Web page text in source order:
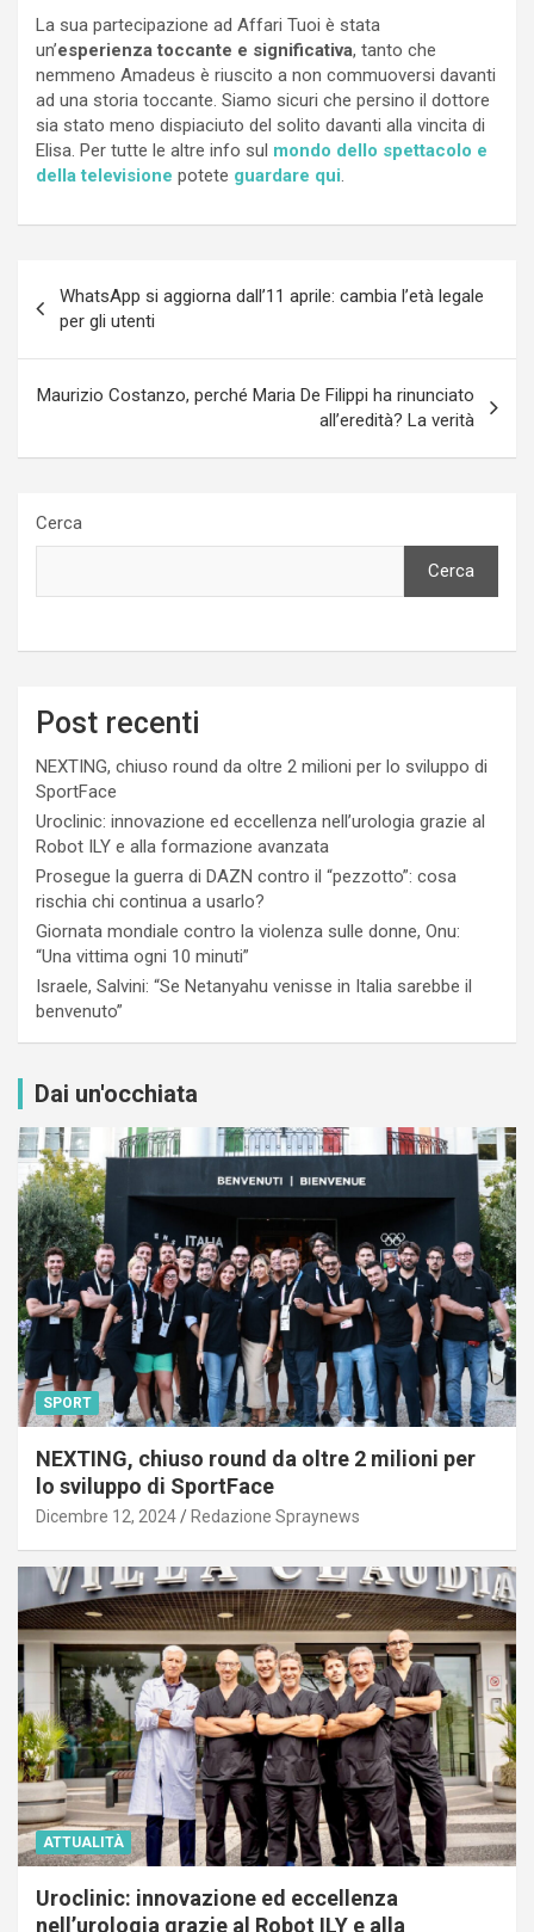
La sua partecipazione ad Affari Tuoi è stata
un’esperienza toccante e significativa, tanto che
nemmeno Amadeus è riuscito a non commuoversi davanti
ad una storia toccante. Siamo sicuri che persino il dottore
sia stato meno dispiaciuto del solito davanti alla vincita di
Elisa. Per tutte le altre info sul mondo dello spettacolo e
della televisione potete guardare qui.
articoli
WhatsApp si aggiorna dall’11 aprile: cambia l’età legale
per gli utenti
Maurizio Costanzo, perché Maria De Filippi ha rinunciato
all’eredità? La verità
Cerca
Cerca
Post recenti
NEXTING, chiuso round da oltre 2 milioni per lo sviluppo di
SportFace
Uroclinic: innovazione ed eccellenza nell’urologia grazie al
Robot ILY e alla formazione avanzata
Prosegue la guerra di DAZN contro il “pezzotto”: cosa
rischia chi continua a usarlo?
Giornata mondiale contro la violenza sulle donne, Onu:
“Una vittima ogni 10 minuti”
Israele, Salvini: “Se Netanyahu venisse in Italia sarebbe il
benvenuto”
Dai un'occhiata
SPORT
NEXTING, chiuso round da oltre 2 milioni per
lo sviluppo di SportFace
Dicembre 12, 2024 Redazione Spraynews
ATTUALITÀ
Uroclinic: innovazione ed eccellenza
nell’urologia grazie al Robot ILY e alla